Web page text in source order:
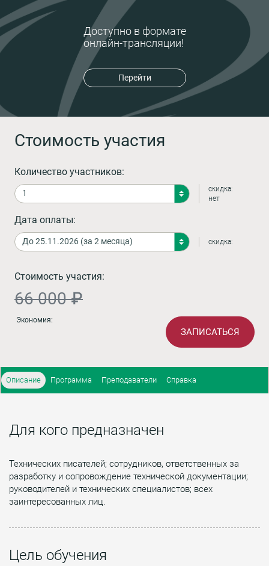
Доступно в формате
онлайн-трансляции!
Перейти
Стоимость участия
Количество участников:
скидка:
нет
Дата оплаты:
скидка:
Стоимость участия:
66 000 ₽
Экономия:
ЗАПИСАТЬСЯ
Описание Программа Преподаватели Справка
Для кого предназначен
Технических писателей; сотрудников, ответственных за
разработку и сопровождение технической документации;
руководителей и технических специалистов; всех
заинтересованных лиц.
Цель обучения